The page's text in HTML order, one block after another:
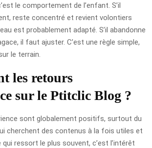
le comportement de l’enfant. S’il
reste concentré et revient volontiers
est probablement adapté. S’il abandonne
il faut ajuster. C’est une règle simple,
le terrain.
les retours
sur le Ptitclic Blog ?
sont globalement positifs, surtout du
cherchent des contenus à la fois utiles et
ressort le plus souvent, c’est l’intérêt